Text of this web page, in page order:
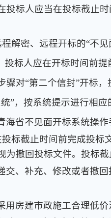
投标人应当在投标截止
解密、远程开标的“不
投标人应在开标时间前
骤对“第二个信封”开标
”，按系统提示进行相应
海省不见面开标系统操
标截止时间前完成投
为撤回投标文件。投标
交、补充、修改或者撤
用房建市政施工合理低价